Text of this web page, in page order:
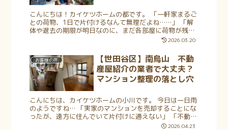
こんにちは！カイケツホームの都です。 「一軒家まるご
との荷物、1日で片付けるなんて無理だよね……」 「解
体や退去の期限が明日なのに、まだ各部屋に荷物が残っ
ている」 そんな絶望的な状況でも、諦める前にぜひプロ
2026.03.20
お客様の声
【世田谷区】南烏山 不動
産屋紹介の業者で大丈夫？
マンション整理の落とし穴
こんにちは、カイケツホームの小川です。 今日は一日雨
のようですね… 「実家のマンションを売却することにな
ったが、遠方に住んでいて片付けに通えない」 「不動産
屋さんから業者を紹介されたけれど、本当に任せきりで
2026.04.23